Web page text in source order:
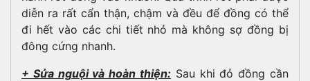
diễn ra rất cẩn thận, chậm và đều để đồng có thể
đi hết vào các chi tiết nhỏ mà không sợ đồng bị
đông cứng nhanh.
+ Sửa nguội và hoàn thiện: Sau khi đỏ đồng cần